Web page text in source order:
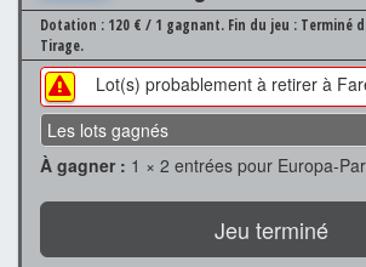
Dotation : 120 € / 1 gagnant. Fin du jeu : Terminé
Tirage.
Lot(s) probablement à retirer à
Les lots gagnés
À gagner : 1 × 2 entrées pour Europa-
Jeu terminé